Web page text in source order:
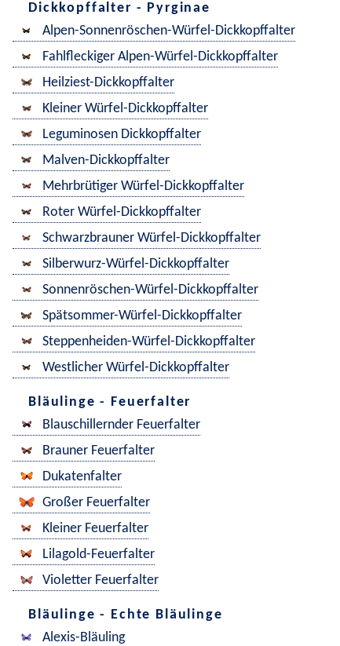
Dickkopffalter - Pyrginae
Alpen-Sonnenröschen-Würfel-Dickkopffalter
Fahlfleckiger Alpen-Würfel-Dickkopffalter
Heilziest-Dickkopffalter
Kleiner Würfel-Dickkopffalter
Leguminosen Dickkopffalter
Malven-Dickkopffalter
Mehrbrütiger Würfel-Dickkopffalter
Roter Würfel-Dickkopffalter
Schwarzbrauner Würfel-Dickkopffalter
Silberwurz-Würfel-Dickkopffalter
Sonnenröschen-Würfel-Dickkopffalter
Spätsommer-Würfel-Dickkopffalter
Steppenheiden-Würfel-Dickkopffalter
Westlicher Würfel-Dickkopffalter
Bläulinge - Feuerfalter
Blauschillernder Feuerfalter
Brauner Feuerfalter
Dukatenfalter
Großer Feuerfalter
Kleiner Feuerfalter
Lilagold-Feuerfalter
Violetter Feuerfalter
Bläulinge - Echte Bläulinge
Alexis-Bläuling